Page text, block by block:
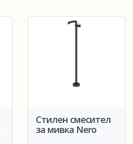
Стилен смесител
за мивка Nero